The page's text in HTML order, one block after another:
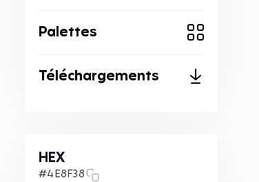
Palettes
Téléchargements
HEX
#4E8F38